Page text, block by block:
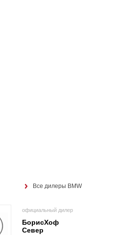
Все дилеры BMW
официальный дилер
БорисХоф
Север